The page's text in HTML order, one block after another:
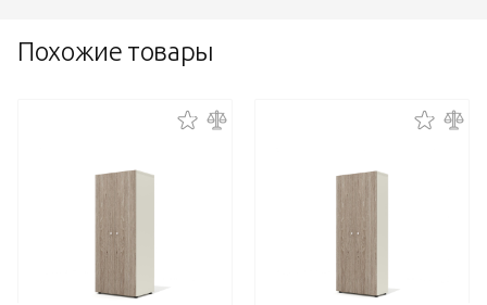
Похожие товары